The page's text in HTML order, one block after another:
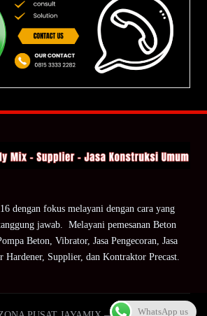
dengan fokus melayani dengan cara yang
jawab. Melayani pemesanan Beton
Beton, Vibrator, Jasa Pengecoran, Jasa
Supplier, dan Kontraktor Precast.
WhatsApp us